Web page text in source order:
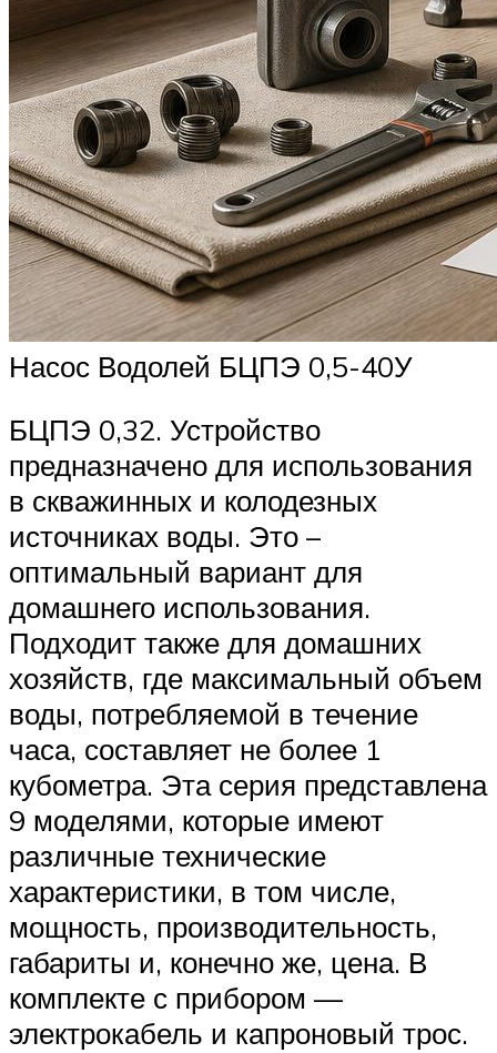
Насос Водолей БЦПЭ 0,5-40У
БЦПЭ 0,32. Устройство
предназначено для использования
в скважинных и колодезных
источниках воды. Это –
оптимальный вариант для
домашнего использования.
Подходит также для домашних
хозяйств, где максимальный объем
воды, потребляемой в течение
часа, составляет не более 1
кубометра. Эта серия представлена
9 моделями, которые имеют
различные технические
характеристики, в том числе,
мощность, производительность,
габариты и, конечно же, цена. В
комплекте с прибором —
электрокабель и капроновый трос.